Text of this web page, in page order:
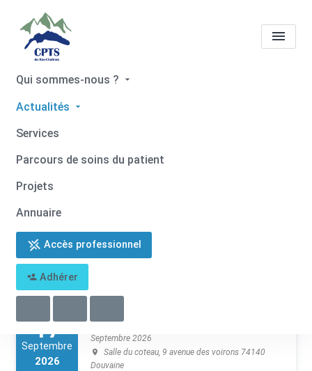
Qui sommes-nous ?
Actualités
Services
Parcours de soins du patient
Projets
Annuaire
Accès professionnel
Adhérer
Evénements CPTS du Bas
Accueil Evénements CPTS du Bas Chablais
Événements à venir
17
Septembre
2026
Septembre 2026
Salle du coteau, 9 avenue des voirons 74140
Douvaine